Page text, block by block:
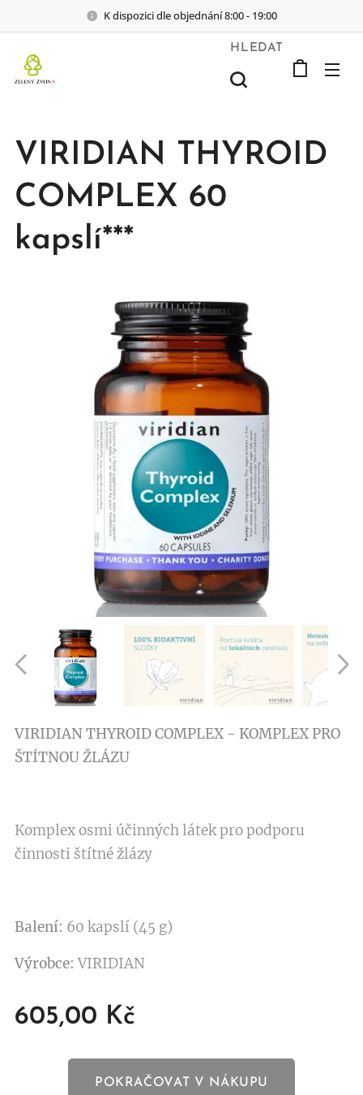
K dispozici dle objednání 8:00 - 19:00
HLEDAT
VIRIDIAN THYROID
COMPLEX 60
kapslí***
VIRIDIAN THYROID COMPLEX - KOMPLEX PRO
ŠTÍTNOU ŽLÁZU
Komplex osmi účinných látek pro podporu
činnosti štítné žlázy
Balení: 60 kapslí (45 g)
Výrobce: VIRIDIAN
605,00 Kč
POKRAČOVAT V NÁKUPU